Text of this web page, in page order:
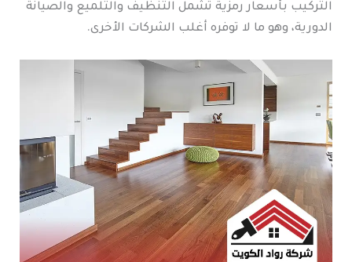
التركيب بأسعار رمزية تشمل التنظيف والتلميع والصيانة
الدورية، وهو ما لا توفره أغلب الشركات الأخرى.